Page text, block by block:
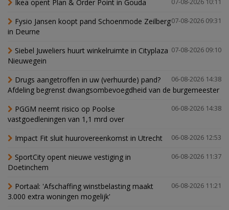
07-08-2026 10:11
Ikea opent Plan & Order Point in Gouda
07-08-2026 09:31
Fysio Jansen koopt pand Schoenmode Zeilberg
in Deurne
07-08-2026 09:10
Siebel Juweliers huurt winkelruimte in Cityplaza
Nieuwegein
06-08-2026 14:38
Drugs aangetroffen in uw (verhuurde) pand?
Afdeling begrenst dwangsombevoegdheid van de burgemeester
06-08-2026 14:38
PGGM neemt risico op Poolse
vastgoedleningen van 1,1 mrd over
06-08-2026 12:53
Impact Fit sluit huurovereenkomst in Utrecht
06-08-2026 11:37
SportCity opent nieuwe vestiging in
Doetinchem
06-08-2026 11:21
Portaal: 'Afschaffing winstbelasting maakt
3.000 extra woningen mogelijk'